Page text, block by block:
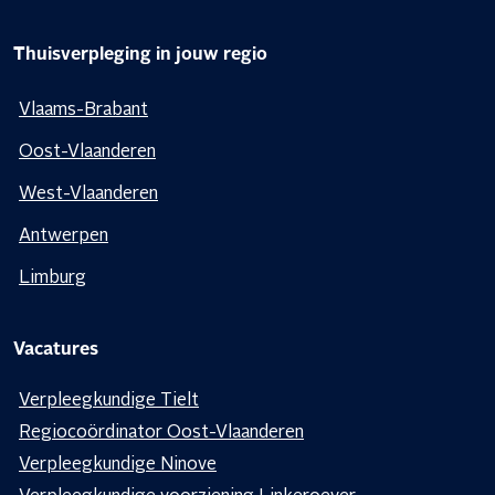
Thuisverpleging in jouw regio
Vlaams-Brabant
Oost-Vlaanderen
West-Vlaanderen
Antwerpen
Limburg
Vacatures
Verpleegkundige Tielt
Regiocoördinator Oost-Vlaanderen
Verpleegkundige Ninove